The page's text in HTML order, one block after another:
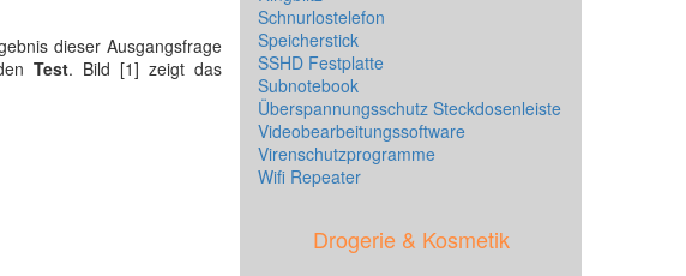
dieser Ausgangsfrage
Test. Bild [1] zeigt das
Schnurlostelefon
Speicherstick
SSHD Festplatte
Subnotebook
Überspannungsschutz Steckdosenleiste
Videobearbeitungssoftware
Virenschutzprogramme
Wifi Repeater
Drogerie & Kosmetik